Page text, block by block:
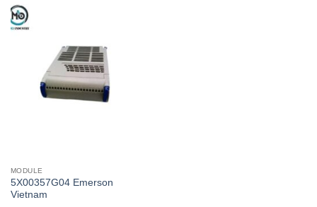
MODULE
5X00357G04 Emerson
Vietnam